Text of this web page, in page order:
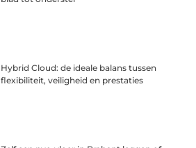
Hybrid Cloud: de ideale balans tussen
flexibiliteit, veiligheid en prestaties